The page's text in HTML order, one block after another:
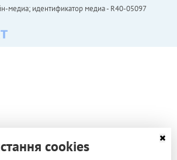
медиа; идентификатор медиа - R40-05097
cookies